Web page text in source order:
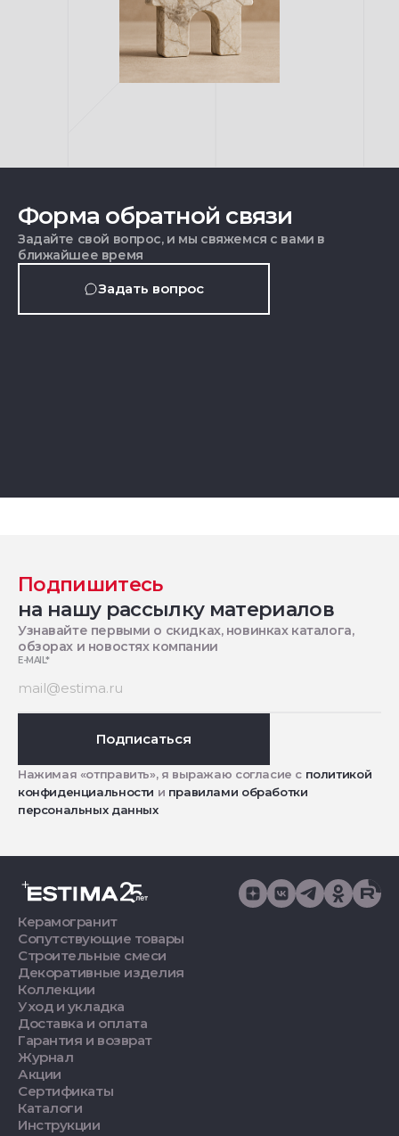
Форма обратной связи
Задайте свой вопрос, и мы свяжемся с вами в
ближайшее время
Задать вопрос
Подпишитесь
на нашу рассылку материалов
Узнавайте первыми о скидках, новинках каталога,
обзорах и новостях компании
E-MAIL*
Подписаться
Нажимая «отправить», я выражаю согласие с политикой
конфиденциальности и правилами обработки
персональных данных
Керамогранит
Сопутствующие товары
Строительные смеси
Декоративные изделия
Коллекции
Уход и укладка
Доставка и оплата
Гарантия и возврат
Журнал
Акции
Сертификаты
Каталоги
Инструкции